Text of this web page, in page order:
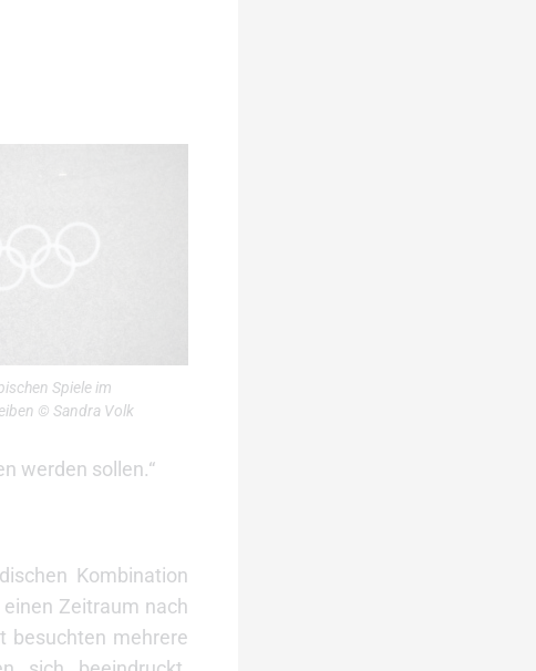
Spiele im
© Sandra Volk
werden sollen.“
Kombination
Zeitraum nach
besuchten mehrere